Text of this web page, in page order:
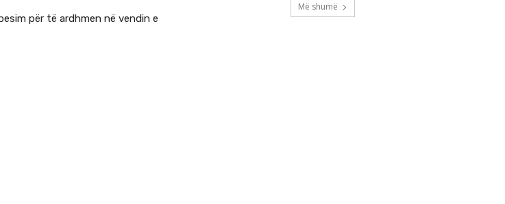
për të ardhmen në vendin e
Më shumë